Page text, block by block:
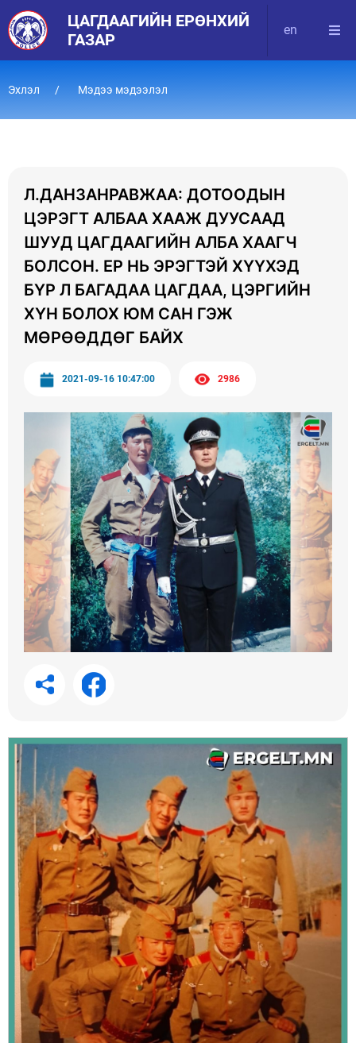
ЦАГДААГИЙН ЕРӨНХИЙ
ГАЗАР
en
Эхлэл Мэдээ мэдээлэл
Л.ДАНЗАНРАВЖАА: ДОТООДЫН
ЦЭРЭГТ АЛБАА ХААЖ ДУУСААД
ШУУД ЦАГДААГИЙН АЛБА ХААГЧ
БОЛСОН. ЕР НЬ ЭРЭГТЭЙ ХҮҮХЭД
БҮР Л БАГАДАА ЦАГДАА, ЦЭРГИЙН
ХҮН БОЛОХ ЮМ САН ГЭЖ
МӨРӨӨДДӨГ БАЙХ
2021-09-16 10:47:00 2986